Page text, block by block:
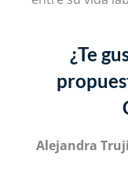
¿Te
Alejandra